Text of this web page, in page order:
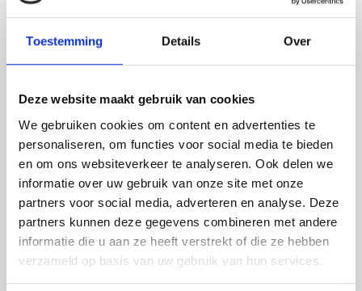
Toestemming Details Over
Deze website maakt gebruik van cookies
We gebruiken cookies om content en advertenties te
personaliseren, om functies voor social media te bieden
en om ons websiteverkeer te analyseren. Ook delen we
informatie over uw gebruik van onze site met onze
partners voor social media, adverteren en analyse. Deze
partners kunnen deze gegevens combineren met andere
informatie die u aan ze heeft verstrekt of die ze hebben
verzameld op basis van uw gebruik van hun services.
DOORZOEK
DE
WEBSITE
KVK-nummer: 97895954
Seizoenen
Feestdagen
Recepten